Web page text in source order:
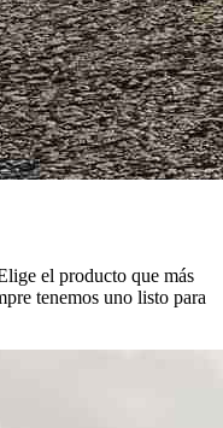
el producto que más
tenemos uno listo para